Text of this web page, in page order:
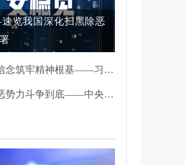
览我国深化扫黑除恶
以坚定的理想信念筑牢精神根基——习近平党建思想理论品格系列述评之一
坚定不移与黑恶势力斗争到底——中央政法委负责同志就开展深化扫黑除恶专项斗争有关问题答记者问